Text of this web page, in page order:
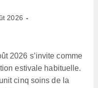
2026
2026 s’invite comme
estivale habituelle.
cinq soins de la